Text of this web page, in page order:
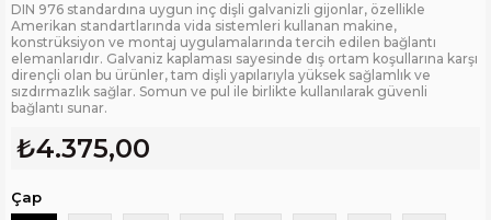
DIN 976 standardına uygun inç dişli galvanizli gijonlar, özellikle
Amerikan standartlarında vida sistemleri kullanan makine,
konstrüksiyon ve montaj uygulamalarında tercih edilen bağlantı
elemanlarıdır. Galvaniz kaplaması sayesinde dış ortam koşullarına karşı
dirençli olan bu ürünler, tam dişli yapılarıyla yüksek sağlamlık ve
sızdırmazlık sağlar. Somun ve pul ile birlikte kullanılarak güvenli
bağlantı sunar.
₺4.375,00
Çap